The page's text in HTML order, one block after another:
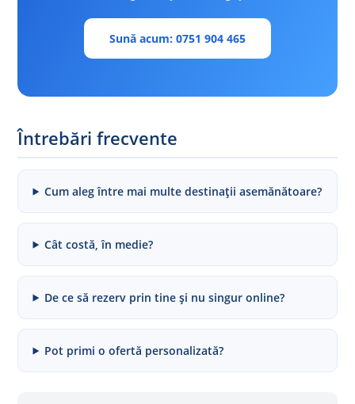
Sună acum: 0751 904 465
Întrebări frecvente
Cum aleg între mai multe destinații asemănătoare?
Cât costă, în medie?
De ce să rezerv prin tine și nu singur online?
Pot primi o ofertă personalizată?